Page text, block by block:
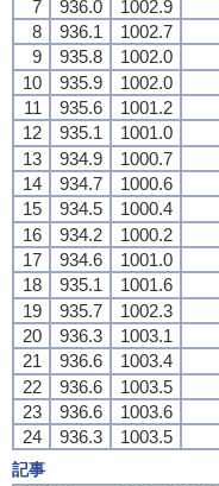
7
936.0 1002.9
8
936.1 1002.7
9
935.8 1002.0
10
935.9 1002.0
11
935.6 1001.2
12
935.1 1001.0
13
934.9 1000.7
14
934.7 1000.6
15
934.5 1000.4
16
934.2 1000.2
17
934.6 1001.0
18
935.1 1001.6
19
935.7 1002.3
20
936.3 1003.1
21
936.6 1003.4
22
936.6 1003.5
23
936.6 1003.6
24
936.3 1003.5
記事